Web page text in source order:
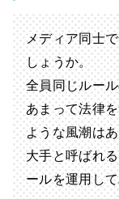
メディア同士
しょうか。
全員同じルー
あまって法律
ような風潮は
大手と呼ばれ
ールを運用し